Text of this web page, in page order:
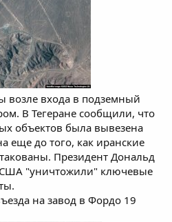
возле входа в подземный
В Тегеране сообщили, что
объектов была вывезена
еще до того, как иранские
Президент Дональд
США "уничтожили" ключевые
на завод в Фордо 19